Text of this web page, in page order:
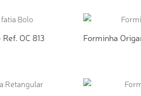
OC 813 Forminha